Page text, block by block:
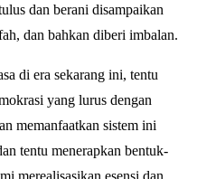
dan berani disampaikan
dan bahkan diberi imbalan.
di era sekarang ini, tentu
yang lurus dengan
memanfaatkan sistem ini
tentu menerapkan bentuk-
merealisasikan esensi dan